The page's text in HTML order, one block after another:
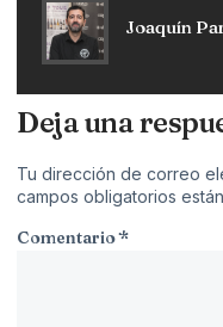
Joaquín
Deja una
Tu dirección de correo
campos obligatorios
Comentario*